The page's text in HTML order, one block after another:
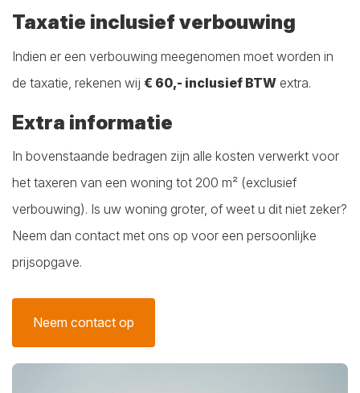
Taxatie inclusief verbouwing
Indien er een verbouwing meegenomen moet worden in
de taxatie, rekenen wij € 60,- inclusief BTW extra.
Extra informatie
In bovenstaande bedragen zijn alle kosten verwerkt voor
het taxeren van een woning tot 200 m² (exclusief
verbouwing). Is uw woning groter, of weet u dit niet zeker?
Neem dan contact met ons op voor een persoonlijke
prijsopgave.
Neem contact op